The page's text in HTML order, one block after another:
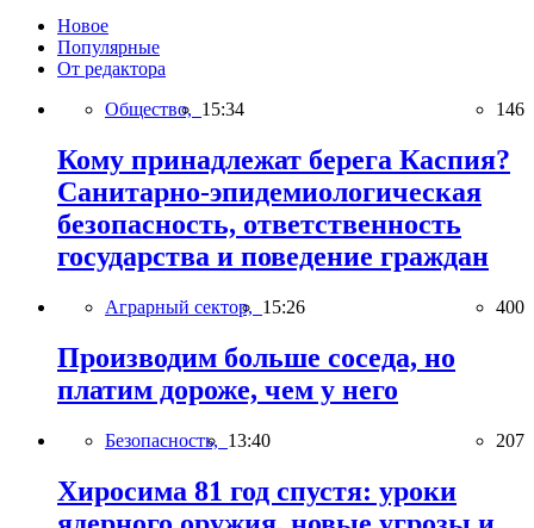
Новое
Популярные
От редактора
Общество, 15:34 146
Кому принадлежат берега Каспия?
Санитарно-эпидемиологическая
безопасность, ответственность
государства и поведение граждан
Аграрный сектор, 15:26 400
Производим больше соседа, но
платим дороже, чем у него
Безопасность, 13:40 207
Хиросима 81 год спустя: уроки